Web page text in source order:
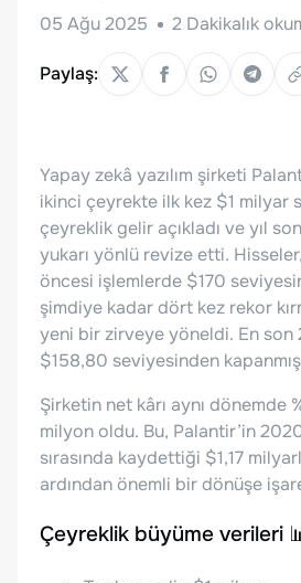
05 Ağu 2025 2 Dakikalık
Paylaş:
Yapay zekâ yazılım şirketi
ikinci çeyrekte ilk kez $1 milyar
çeyreklik gelir açıkladı ve yıl
yukarı yönlü revize etti.
öncesi işlemlerde $170
şimdiye kadar dört kez rekor
yeni bir zirveye yöneldi. En son
$158,80 seviyesinden
Şirketin net kârı aynı dönemde
milyon oldu. Bu, Palantir’in
sırasında kaydettiği $1,17
ardından önemli bir dönüşe
Çeyreklik büyüme verileri